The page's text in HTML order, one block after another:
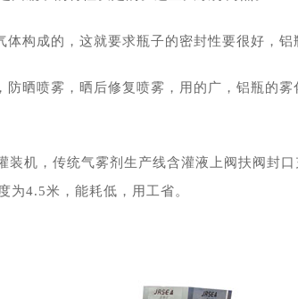
构成的，这就要求瓶子的密封性要很好，铝
晒喷雾，晒后修复喷雾，用的广，铝瓶的
机，传统气雾剂生产线含灌液上阀扶阀封
为4.5米，能耗低，用工省。